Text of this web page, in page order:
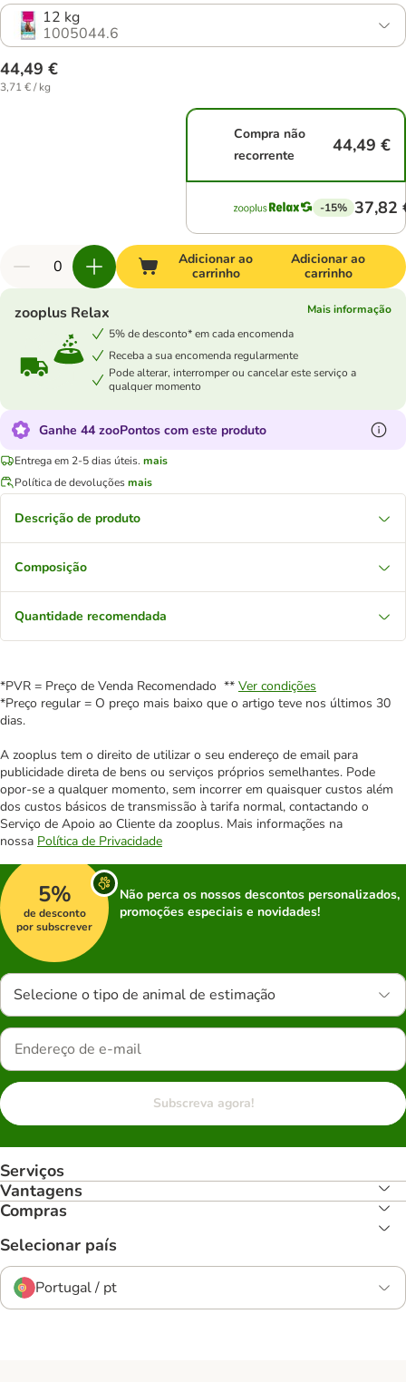
12 kg
1005044.6
44,49 €
3,71 € / kg
Compra não
recorrente
44,49 €
-15% 37,82
Adicionar ao
carrinho
Adicionar ao
carrinho
zooplus Relax
Mais informação
5% de desconto* em cada encomenda
Receba a sua encomenda regularmente
Pode alterar, interromper ou cancelar este serviço a
qualquer momento
Ganhe 44 zooPontos com este produto
Entrega em 2-5 dias úteis. mais
Política de devoluçõesmais
Descrição de produto
Composição
Quantidade recomendada
*PVR = Preço de Venda Recomendado ** Ver condições
*Preço regular = O preço mais baixo que o artigo teve nos últimos 30
dias.
A zooplus tem o direito de utilizar o seu endereço de email para
publicidade direta de bens ou serviços próprios semelhantes. Pode
opor-se a qualquer momento, sem incorrer em quaisquer custos além
dos custos básicos de transmissão à tarifa normal, contactando o
Serviço de Apoio ao Cliente da zooplus. Mais informações na
nossa Política de Privacidade
5%
de desconto
por subscrever
Não perca os nossos descontos personalizados,
promoções especiais e novidades!
Selecione o tipo de animal de estimação
Subscreva agora!
Serviços
Vantagens
Compras
Selecionar país
Portugal / pt